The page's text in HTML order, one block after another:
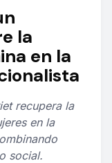
la
en la
recupera la
en la
social.